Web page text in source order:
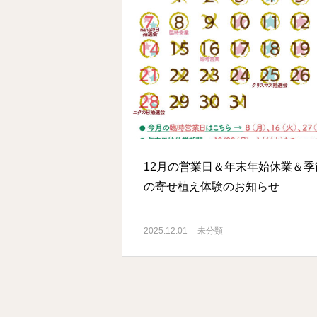
12月の営業日＆年末年始休業＆季
の寄せ植え体験のお知らせ
2025.12.01 未分類